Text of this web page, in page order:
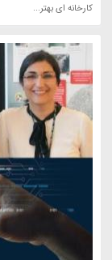
کارخانه ای بهتر...